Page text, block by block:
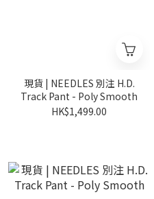
現貨 | NEEDLES 別注 H.D.
Track Pant - Poly Smooth
HK$1,499.00